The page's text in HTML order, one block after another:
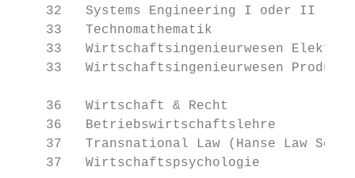
32   Systems Engineering I oder II
33   Technomathematik
33   Wirtschaftsingenieurwesen
33   Wirtschaftsingenieurwesen
    36   Wirtschaft & Recht
36   Betriebswirtschaftslehre
37   Transnational Law (Hanse Law
    37   Wirtschaftspsychologie